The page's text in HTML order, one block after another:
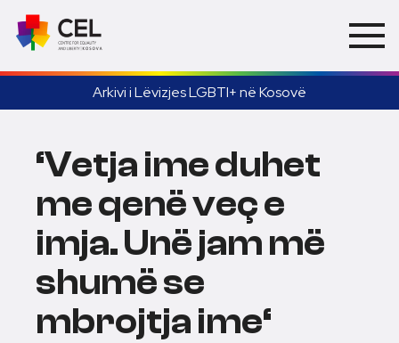
Arkivi i Lëvizjes LGBTI+ në Kosovë
‘Vetja ime duhet
me qenë veç e
imja. Unë jam më
shumë se
mbrojtja ime‘